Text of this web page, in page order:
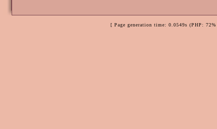
[ Page generation time: 0.0549s (PHP: